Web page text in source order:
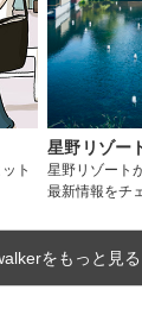
ト
星野リゾー
星野リゾート
最新情報をチ
をもっと見る